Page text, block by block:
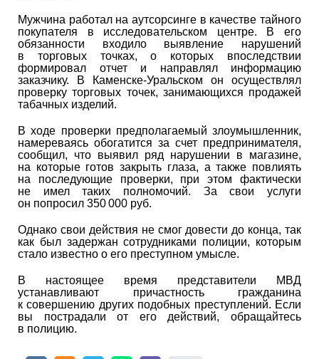
Мужчина работал на аутсорсинге в качестве тайного
покупателя в исследовательском центре. В его
обязанности входило выявление нарушений
в торговых точках, о которых впоследствии
формировал отчет и направлял информацию
заказчику. В Каменске-Уральском он осуществлял
проверку торговых точек, занимающихся продажей
табачных изделий.
В ходе проверки предполагаемый злоумышленник,
намереваясь обогатится за счет предпринимателя,
сообщил, что выявил ряд нарушении в магазине,
на которые готов закрыть глаза, а также повлиять
на последующие проверки, при этом фактически
не имел таких полномочий. За свои услуги
он попросил 350 000 руб.
Однако свои действия не смог довести до конца, так
как был задержан сотрудниками полиции, которым
стало известно о его преступном умысле.
В настоящее время представители МВД
устанавливают причастность гражданина
к совершению других подобных преступлений. Если
вы пострадали от его действий, обращайтесь
в полицию.